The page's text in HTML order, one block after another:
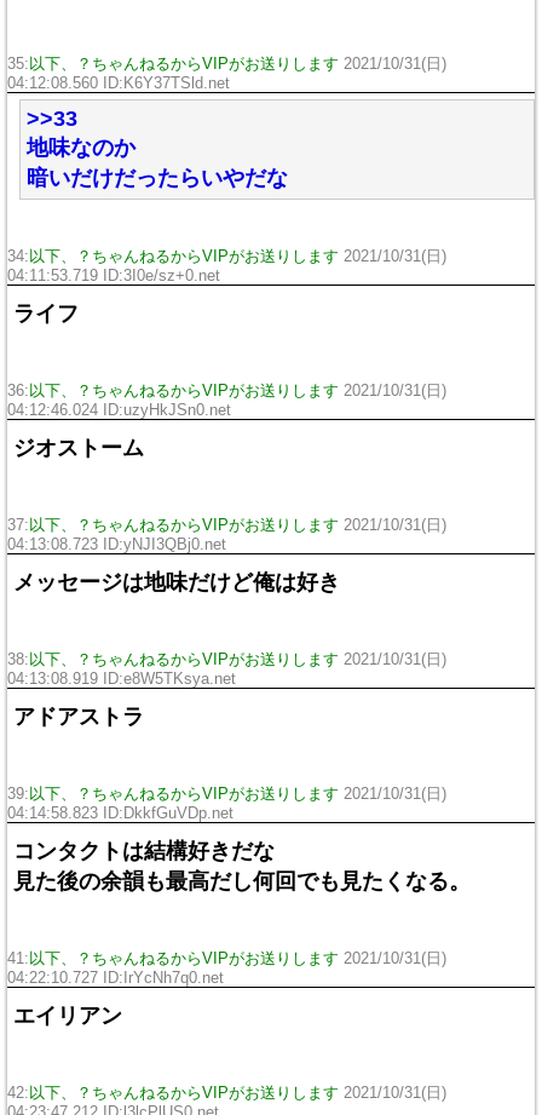
35: 以下、？ちゃんねるからVIPがお送りします 2021/10/31(日)
04:12:08.560 ID:K6Y37TSld.net
>>33
地味なのか
暗いだけだったらいやだな
34: 以下、？ちゃんねるからVIPがお送りします 2021/10/31(日)
04:11:53.719 ID:3I0e/sz+0.net
ライフ
36: 以下、？ちゃんねるからVIPがお送りします 2021/10/31(日)
04:12:46.024 ID:uzyHkJSn0.net
ジオストーム
37: 以下、？ちゃんねるからVIPがお送りします 2021/10/31(日)
04:13:08.723 ID:yNJI3QBj0.net
メッセージは地味だけど俺は好き
38: 以下、？ちゃんねるからVIPがお送りします 2021/10/31(日)
04:13:08.919 ID:e8W5TKsya.net
アドアストラ
39: 以下、？ちゃんねるからVIPがお送りします 2021/10/31(日)
04:14:58.823 ID:DkkfGuVDp.net
コンタクトは結構好きだな
見た後の余韻も最高だし何回でも見たくなる。
41: 以下、？ちゃんねるからVIPがお送りします 2021/10/31(日)
04:22:10.727 ID:IrYcNh7q0.net
エイリアン
42: 以下、？ちゃんねるからVIPがお送りします 2021/10/31(日)